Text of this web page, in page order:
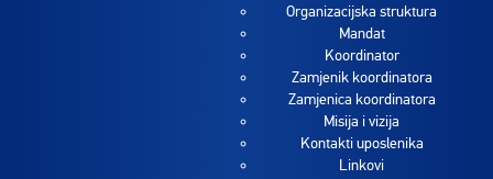
Organizacijska struktura
Mandat
Koordinator
Zamjenik koordinatora
Zamjenica koordinatora
Misija i vizija
Kontakti uposlenika
Linkovi